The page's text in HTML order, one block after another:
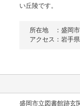
い丘陵です。
所在地　：盛岡
アクセス：岩手
盛岡市立図書館跡玄